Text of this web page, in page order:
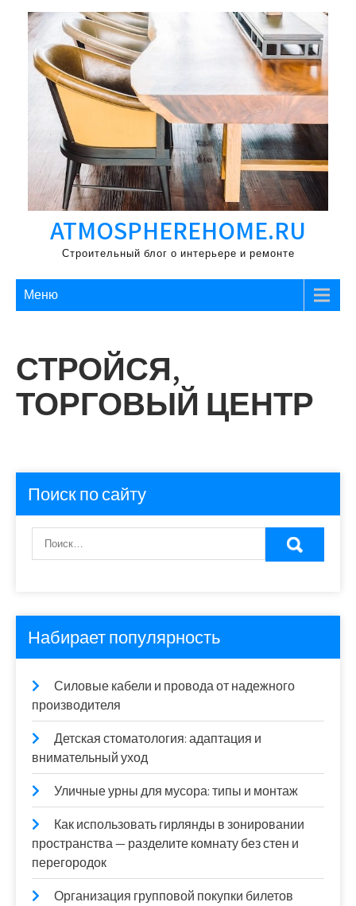
Перейти
содержимому
ATMOSPHEREHOME.RU
Строительный блог о интерьере и ремонте
Меню
СТРОЙСЯ,
ТОРГОВЫЙ ЦЕНТР
Поиск по сайту
Набирает популярность
Силовые кабели и провода от надежного
производителя
Детская стоматология: адаптация и
внимательный уход
Уличные урны для мусора: типы и монтаж
Как использовать гирлянды в зонировании
пространства — разделите комнату без стен и
перегородок
Организация групповой покупки билетов